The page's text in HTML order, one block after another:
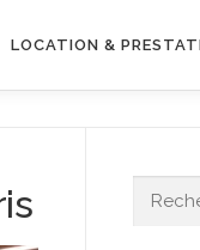
LOCATION &